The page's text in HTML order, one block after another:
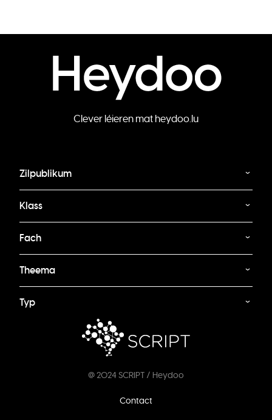
Clever léieren mat heydoo.lu
Zilpublikum
Klass
Fach
Theema
Typ
@ 2024 SCRIPT / Heydoo
Contact